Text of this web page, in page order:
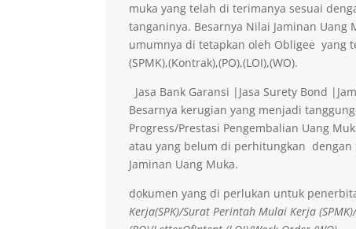
muka yang telah di terimanya sesuai
tanganinya. Besarnya Nilai Jaminan Uang
umumnya di tetapkan oleh Obligee yang
(SPMK),(Kontrak),(PO),(LOI),(WO).
Jasa Bank Garansi |Jasa Surety Bond
Besarnya kerugian yang menjadi
Progress/Prestasi Pengembalian Uang
atau yang belum di perhitungkan
Jaminan Uang Muka.
dokumen yang di perlukan untuk
Kerja(SPK)/Surat Perintah Mulai Kerja